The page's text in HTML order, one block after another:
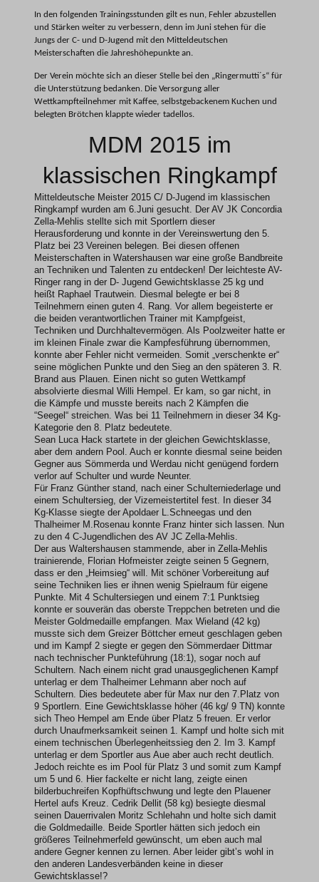
In den folgenden Trainingsstunden gilt es nun, Fehler abzustellen
und Stärken weiter zu verbessern, denn im Juni stehen für die
Jungs der C- und D-Jugend mit den Mitteldeutschen
Meisterschaften die Jahreshöhepunkte an.
Der Verein möchte sich an dieser Stelle bei den „Ringermutti´s“ für
die Unterstützung bedanken. Die Versorgung aller
Wettkampfteilnehmer mit Kaffee, selbstgebackenem Kuchen und
belegten Brötchen klappte wieder tadellos.
MDM 2015 im
klassischen Ringkampf
Mitteldeutsche Meister 2015 C/ D-Jugend im klassischen
Ringkampf wurden am 6.Juni gesucht.
Der AV JK Concordia
Zella-Mehlis stellte sich mit Sportlern dieser
Herausforderung und konnte in der Vereinswertung den 5.
Platz bei 23 Vereinen belegen. Bei diesen offenen
Meisterschaften in Watershausen war eine große Bandbreite
an Techniken und Talenten zu entdecken! Der leichteste AV-
Ringer rang in der D- Jugend Gewichtsklasse 25 kg und
heißt Raphael Trautwein. Diesmal belegte er bei 8
Teilnehmern einen guten 4. Rang. Vor allem begeisterte er
die beiden verantwortlichen Trainer mit Kampfgeist,
Techniken und Durchhaltevermögen. Als Poolzweiter hatte er
im kleinen Finale zwar die Kampfesführung übernommen,
konnte aber Fehler nicht vermeiden. Somit „verschenkte er“
seine möglichen Punkte und den Sieg an den späteren 3. R.
Brand aus Plauen.
Einen nicht so guten Wettkampf
absolvierte diesmal Willi Hempel. Er kam, so gar nicht, in
die Kämpfe und musste bereits nach 2 Kämpfen die
“Seegel“ streichen. Was bei 11 Teilnehmern in dieser 34 Kg-
Kategorie den 8. Platz bedeutete.
Sean Luca Hack startete in der gleichen Gewichtsklasse,
aber dem andern Pool. Auch er konnte diesmal seine beiden
Gegner aus Sömmerda und Werdau nicht genügend fordern
verlor auf Schulter und wurde Neunter.
Für Franz Günther stand, nach einer Schulterniederlage und
einem Schultersieg, der Vizemeistertitel fest. In dieser 34
Kg-Klasse siegte der Apoldaer L.Schneegas und den
Thalheimer M.Rosenau konnte Franz hinter sich lassen.
Nun
zu den 4 C-Jugendlichen des AV JC Zella-Mehlis.
Der aus Waltershausen stammende, aber in Zella-Mehlis
trainierende, Florian Hofmeister zeigte seinen 5 Gegnern,
dass er den „Heimsieg“ will. Mit schöner Vorbereitung auf
seine Techniken lies er ihnen wenig Spielraum für eigene
Punkte. Mit 4 Schultersiegen und einem 7:1 Punktsieg
konnte er souverän das oberste Treppchen betreten und die
Meister Goldmedaille empfangen. Max Wieland (42 kg)
musste sich dem Greizer Böttcher erneut geschlagen geben
und im Kampf 2 siegte er gegen den Sömmerdaer Dittmar
nach technischer Punkteführung (18:1), sogar noch auf
Schultern. Nach einem nicht grad unausgeglichenen Kampf
unterlag er dem Thalheimer Lehmann aber noch auf
Schultern. Dies bedeutete aber für Max nur den 7.Platz von
9 Sportlern.
Eine Gewichtsklasse höher (46 kg/ 9 TN) konnte
sich Theo Hempel am Ende über Platz 5 freuen. Er verlor
durch Unaufmerksamkeit seinen 1. Kampf und holte sich mit
einem technischen Überlegenheitssieg den 2. Im 3. Kampf
unterlag er dem Sportler aus Aue aber auch recht deutlich.
Jedoch reichte es im Pool für Platz 3 und somit zum Kampf
um 5 und 6. Hier fackelte er nicht lang, zeigte einen
bilderbuchreifen Kopfhüftschwung und legte den Plauener
Hertel aufs Kreuz. Cedrik Dellit (58 kg) besiegte diesmal
seinen Dauerrivalen Moritz Schlehahn und holte sich damit
die Goldmedaille. Beide Sportler hätten sich jedoch ein
größeres Teilnehmerfeld gewünscht, um eben auch mal
andere Gegner kennen zu lernen. Aber leider gibt’s wohl in
den anderen Landesverbänden keine in dieser
Gewichtsklasse!?